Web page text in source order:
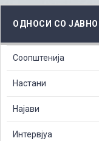
ОДНОСИ СО
Соопштенија
Настани
Најави
Интервјуа